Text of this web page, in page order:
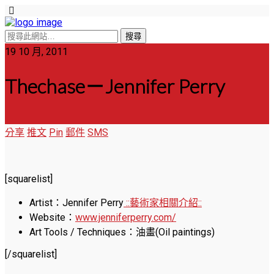
19 10 月, 2011
Thechase－Jennifer Perry
分享 推文 Pin 郵件 SMS
[squarelist]
Artist：Jennifer Perry ::藝術家相關介紹::
Website： www.jenniferperry.com/
Art Tools / Techniques：油畫(Oil paintings)
[/squarelist]